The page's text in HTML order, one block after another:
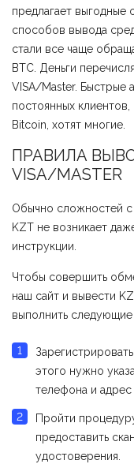
предлагает
способов вывода
стали все чаще
BTC. Деньги
VISA/Master. Быстрые
постоянных клиентов,
Bitcoin, хотят многие.
ПРАВИЛА
VISA/MASTER
Обычно сложностей
KZT не возникает
инструкции.
Чтобы совершить
наш сайт и вывести
выполнить следующие
этого нужно
телефона и
Пройти
предоставить
удостоверения.